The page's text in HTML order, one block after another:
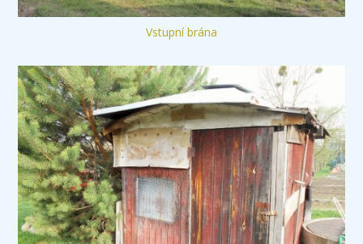
Vstupní brána